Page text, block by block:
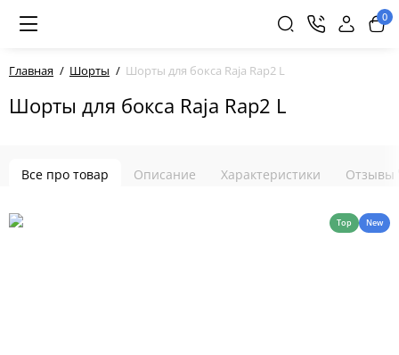
0
Главная Шорты Шорты для бокса Raja Rap2 L
Шорты для бокса Raja Rap2 L
Все про товар Описание Характеристики Отзывы
Top New